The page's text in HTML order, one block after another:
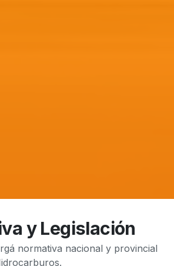
y Legislación
normativa nacional y provincial